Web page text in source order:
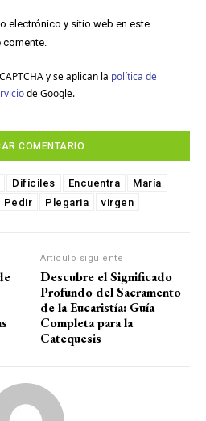
electrónico y sitio web en este
comente.
y se aplican la política de
de Google.
Difíciles Encuentra
María
Pedir Plegaria virgen
Artículo siguiente
Descubre el Significado
Profundo del Sacramento
de la Eucaristía: Guía
Completa para la
Catequesis